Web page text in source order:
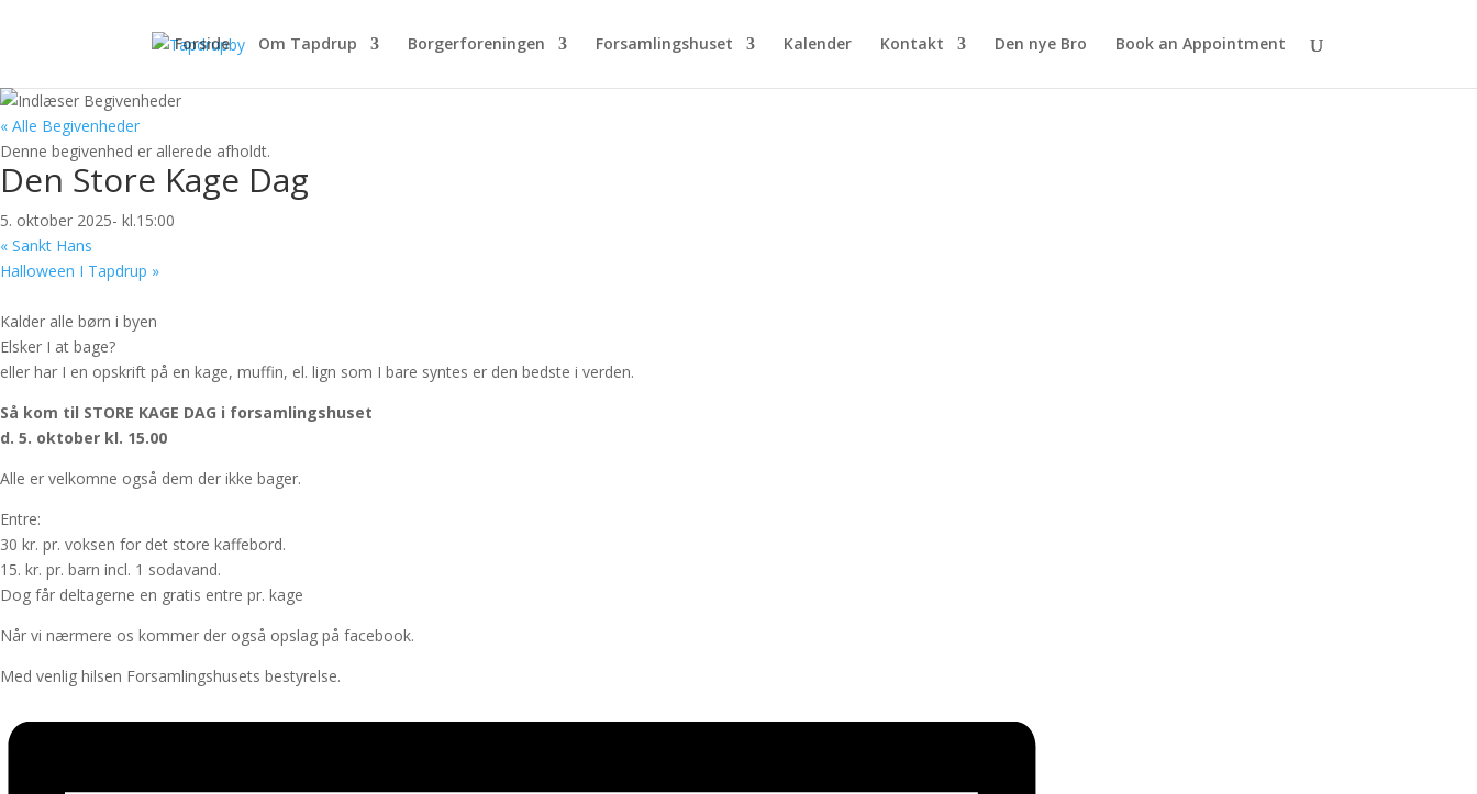
Forside Om Tapdrup Borgerforeningen Forsamlingshuset Kalender Kontakt Den nye Bro Book an Appointment
« Alle Begivenheder
Denne begivenhed er allerede afholdt.
Den Store Kage Dag
5. oktober 2025- kl.15:00
« Sankt Hans
Halloween I Tapdrup »
Kalder alle børn i byen
Elsker I at bage?
eller har I en opskrift på en kage, muffin, el. lign som I bare syntes er den bedste i verden.
Så kom til STORE KAGE DAG i forsamlingshuset
d. 5. oktober kl. 15.00
Alle er velkomne også dem der ikke bager.
Entre:
30 kr. pr. voksen for det store kaffebord.
15. kr. pr. barn incl. 1 sodavand.
Dog får deltagerne en gratis entre pr. kage
Når vi nærmere os kommer der også opslag på facebook.
Med venlig hilsen Forsamlingshusets bestyrelse.